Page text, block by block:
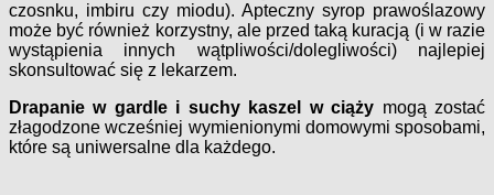
czosnku, imbiru czy miodu). Apteczny syrop prawoślazowy
może być również korzystny, ale przed taką kuracją (i w razie
wystąpienia innych wątpliwości/dolegliwości) najlepiej
skonsultować się z lekarzem.
Drapanie w gardle i suchy kaszel w ciąży mogą zostać
złagodzone wcześniej wymienionymi domowymi sposobami,
które są uniwersalne dla każdego.